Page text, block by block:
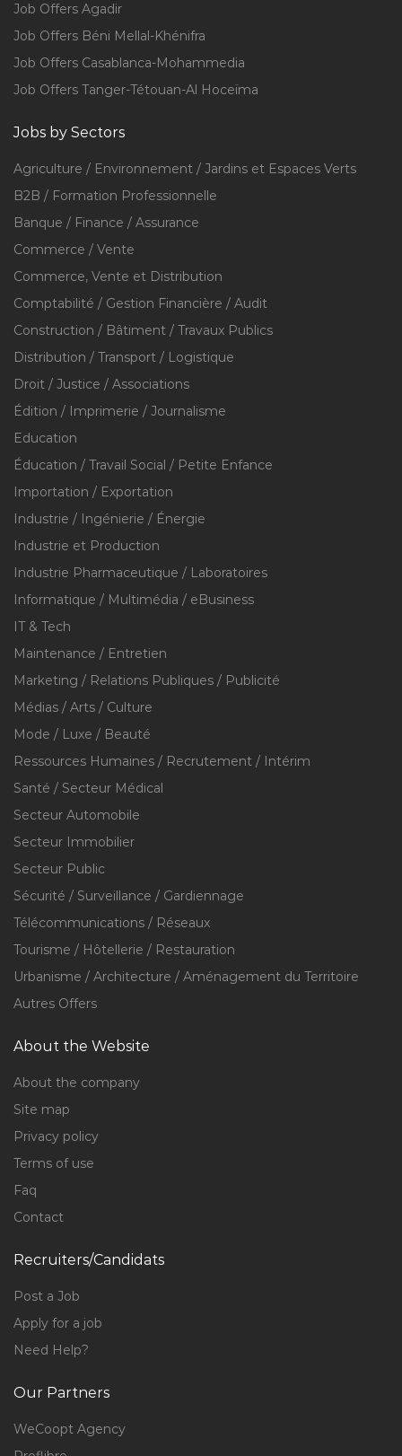
Job Offers Agadir
Job Offers Béni Mellal-Khénifra
Job Offers Casablanca-Mohammedia
Job Offers Tanger-Tétouan-Al Hoceïma
Jobs by Sectors
Agriculture / Environnement / Jardins et Espaces Verts
B2B / Formation Professionnelle
Banque / Finance / Assurance
Commerce / Vente
Commerce, Vente et Distribution
Comptabilité / Gestion Financière / Audit
Construction / Bâtiment / Travaux Publics
Distribution / Transport / Logistique
Droit / Justice / Associations
Édition / Imprimerie / Journalisme
Education
Éducation / Travail Social / Petite Enfance
Importation / Exportation
Industrie / Ingénierie / Énergie
Industrie et Production
Industrie Pharmaceutique / Laboratoires
Informatique / Multimédia / eBusiness
IT & Tech
Maintenance / Entretien
Marketing / Relations Publiques / Publicité
Médias / Arts / Culture
Mode / Luxe / Beauté
Ressources Humaines / Recrutement / Intérim
Santé / Secteur Médical
Secteur Automobile
Secteur Immobilier
Secteur Public
Sécurité / Surveillance / Gardiennage
Télécommunications / Réseaux
Tourisme / Hôtellerie / Restauration
Urbanisme / Architecture / Aménagement du Territoire
Autres Offers
About the Website
About the company
Site map
Privacy policy
Terms of use
Faq
Contact
Recruiters/Candidats
Post a Job
Apply for a job
Need Help?
Our Partners
WeCoopt Agency